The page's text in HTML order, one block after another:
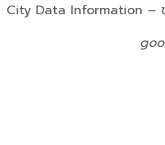
City Data Information –